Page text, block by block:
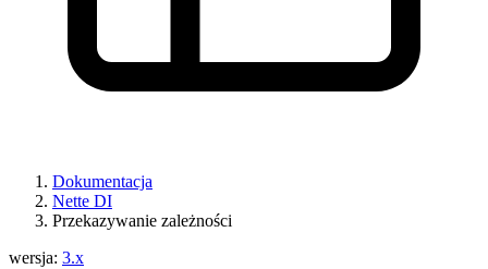
Dokumentacja
Nette DI
Przekazywanie zależności
wersja: 3.x